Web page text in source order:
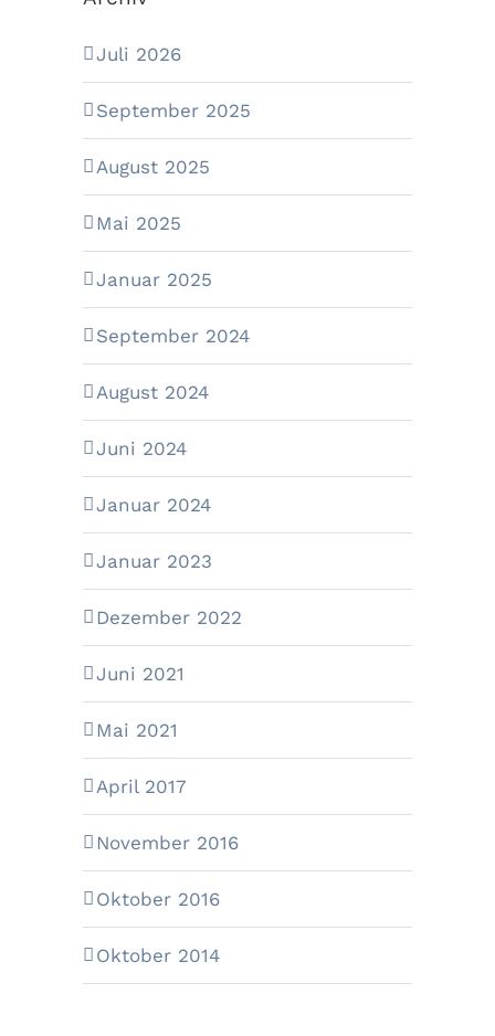
Juli 2026
September 2025
August 2025
Mai 2025
Januar 2025
September 2024
August 2024
Juni 2024
Januar 2024
Januar 2023
Dezember 2022
Juni 2021
Mai 2021
April 2017
November 2016
Oktober 2016
Oktober 2014